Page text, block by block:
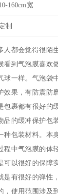
160cm宽
制
都会觉得很陌
看到气泡膜喜欢
球一样。气泡袋
效果，有防震防
包裹都有很好的
的缓冲保护包
种包装材料。本
程中气泡膜的体
可以很好的保障
是有很好的弹性
，使用范围涉及